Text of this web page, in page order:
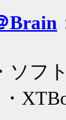
Brain
ソフ